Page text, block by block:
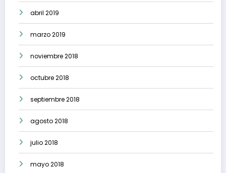
abril 2019
marzo 2019
noviembre 2018
octubre 2018
septiembre 2018
agosto 2018
julio 2018
mayo 2018